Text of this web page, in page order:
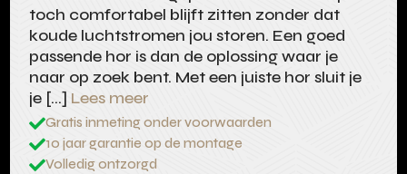
toch comfortabel blijft zitten zonder dat
koude luchtstromen jou storen. Een goed
passende hor is dan de oplossing waar je
naar op zoek bent. Met een juiste hor sluit je
je […] Lees meer
Gratis inmeting onder voorwaarden
10 jaar garantie op de montage
Volledig ontzorgd